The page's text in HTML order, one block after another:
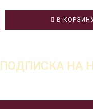
В
ПОДПИСКА НА